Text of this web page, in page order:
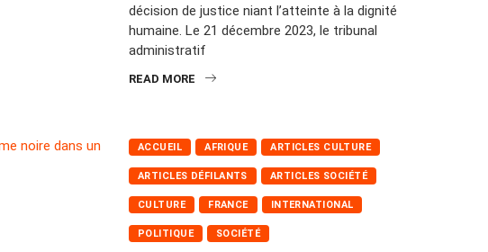
décision de justice niant l’atteinte à la dignité
humaine. Le 21 décembre 2023, le tribunal
administratif
READ MORE
ACCUEIL AFRIQUE ARTICLES CULTURE
ARTICLES DÉFILANTS ARTICLES SOCIÉTÉ
CULTURE FRANCE INTERNATIONAL
POLITIQUE SOCIÉTÉ